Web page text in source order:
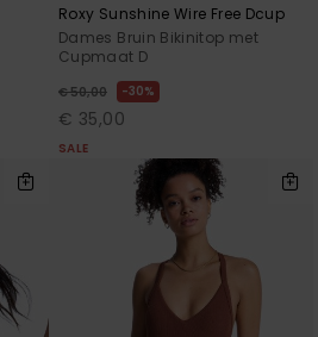
Roxy Sunshine Wire Free Dcup
Dames Bruin Bikinitop met
Cupmaat D
€ 50,00 30%
€ 35,00
SALE